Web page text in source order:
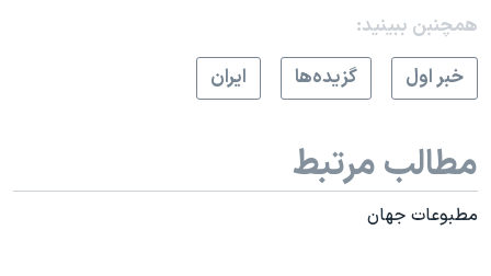
همچنبن ببینید:
خبر اول
گزيده‌ها ايران
مطالب مرتبط
مطبوعات جهان